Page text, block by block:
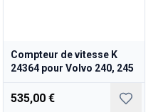
Compteur de vitesse K
24364 pour Volvo 240, 245
535,00 €